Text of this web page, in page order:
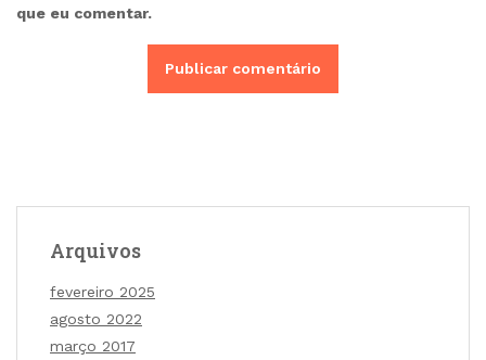
que eu comentar.
Arquivos
fevereiro 2025
agosto 2022
março 2017